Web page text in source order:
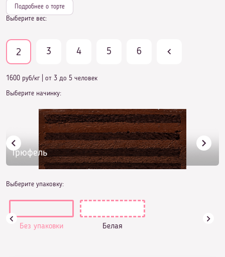
Подробнее о торте
Выберите вес:
2 3 4 5 6
1600 руб/кг от 3 до 5 человек
Выберите начинку:
Трюфель
Выберите упаковку:
Без упаковки Белая